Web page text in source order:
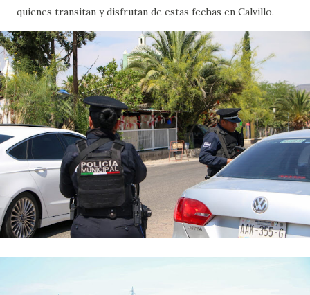
quienes transitan y disfrutan de estas fechas en Calvillo.